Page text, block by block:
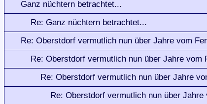
Ganz nüchtern betrachtet...
Re: Ganz nüchtern betrachtet...
Re: Oberstdorf vermutlich nun über Jahre vom
Re: Oberstdorf vermutlich nun über Jahre vom
Re: Oberstdorf vermutlich nun über Jahre
Re: Oberstdorf vermutlich nun über